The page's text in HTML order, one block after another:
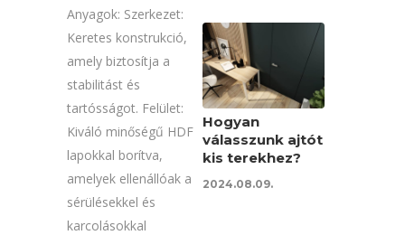
Anyagok: Szerkezet:
Keretes konstrukció,
amely biztosítja a
stabilitást és
tartósságot. Felület:
Kiváló minőségű HDF
lapokkal borítva,
amelyek ellenállóak a
sérülésekkel és
karcolásokkal
Hogyan
válasszunk ajtót
kis terekhez?
2024.08.09.